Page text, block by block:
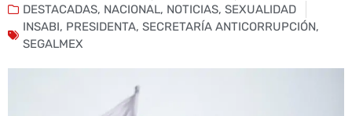
DESTACADAS, NACIONAL, NOTICIAS, SEXUALIDAD
INSABI, PRESIDENTA, SECRETARÍA ANTICORRUPCIÓN,
SEGALMEX